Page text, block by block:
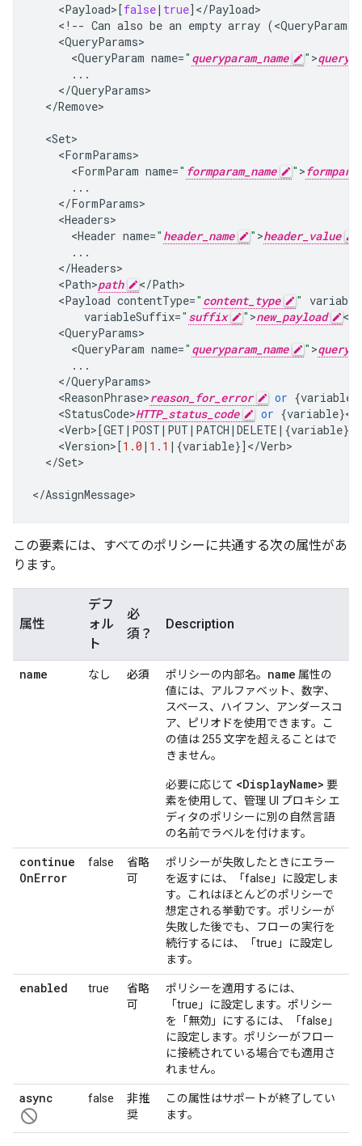
<Payload>[false| true] </Payload
< !-- Can also be an empty array (<QueryParams
<QueryParams
<QueryParam name=" queryparam_name " >
...
</QueryParams
</Remove>
<Set
<FormParams
<FormParam name=" formparam_name " >
...
</FormParams
<Headers
<Header name=" header_name " >header_value
...
</Headers
<Path>path </Path
<Payload contentType=" content_type "
variableSuffix=" suffix " >new_payload <
<QueryParams
<QueryParam name=" queryparam_name " >
...
</QueryParams
<ReasonPhrase>reason_for_error or {variable
<StatusCode>HTTP_status_code or {variable}<
<Verb>[GET | POST | PUT | PATCH | DELETE | {variable}]
<Version>[1.0 | 1.1 | {variable}] </Verb
</Set>
</AssignMessage>
この要素には、すべてのポリシーに共通する次の属性があ
ります。
属性
デフ
ォル
ト
必
須？
Description
name なし 必須 ポリシーの内部名。 name 属性の
値には、アルファベット、数字、
スペース、ハイフン、アンダースコ
ア、ピリオドを使用できます。こ
の値は 255 文字を超えることはで
きません。
必要に応じて <DisplayName> 要
素を使用して、管理 UI プロキシ エ
ディタのポリシーに別の自然言語
の名前でラベルを付けます。
continue
OnError
false
省略
可
ポリシーが失敗したときにエラー
を返すには、「false」に設定しま
す。これはほとんどのポリシーで
想定される挙動です。ポリシーが
失敗した後でも、フローの実行を
続行するには、「true」に設定し
ます。
enabled true
省略
可
ポリシーを適用するには、
「true」に設定します。ポリシー
を「無効」にするには、「false」
に設定します。ポリシーがフロー
に接続されている場合でも適用さ
れません。
async
not_interested
false
非推
奨
この属性はサポートが終了してい
ます。